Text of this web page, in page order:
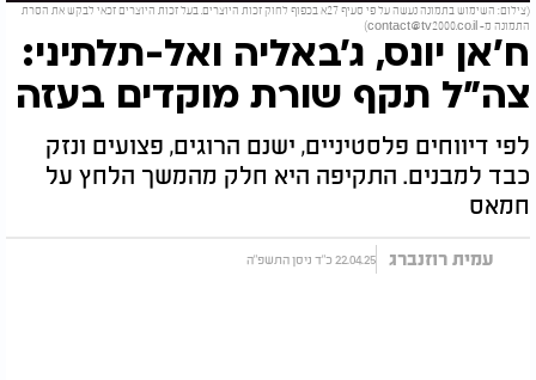
(צילום: השימוש בתמונה נעשה על פי סעיף 27א בכפוף לחוק זכות היוצרים. בעל זכות היוצרים זכאי לבקש את הסרת
התמונה מ-contact@tv2000.co.il
)
ח'אן יונס, ג'באליה ואל-תלתיני:
צה"ל תקף שורת מוקדים בעזה
לפי דיווחים פלסטיניים, ישנם הרוגים, פצועים ונזק
כבד למבנים. התקיפה היא חלק מהמשך הלחץ על
חמאס
עמית רוזנברג 22.04.25 כ"ד ניסן התשפ"ה